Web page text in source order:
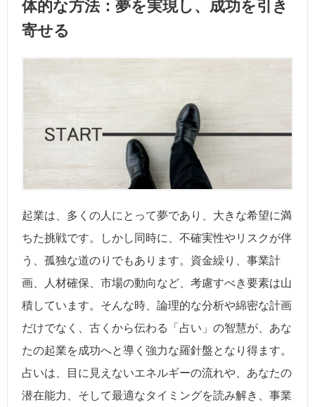
体的な方法：夢を実現し、成功を引き
寄せる
起業は、多くの人にとって夢であり、大きな希望に満
ちた挑戦です。しかし同時に、不確実性やリスクが伴
う、孤独な道のりでもあります。資金繰り、事業計
画、人材確保、市場の動向など、考慮すべき要素は山
積しています。そんな時、論理的な分析や綿密な計画
だけでなく、古くから伝わる「占い」の智慧が、あな
たの起業を成功へと導く強力な羅針盤となり得ます。
占いは、目に見えないエネルギーの流れや、あなたの
潜在能力、そして最適なタイミングを読み解き、事業